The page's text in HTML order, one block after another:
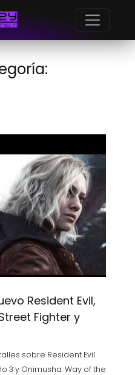
Resident Evil,
Fighter y
sobre Resident Evil
3 y Onimusha: Way of the